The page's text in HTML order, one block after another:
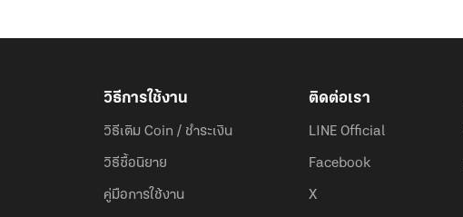
วิธีการใช้งาน
วิธีเติม Coin / ชำระเงิน
วิธีซื้อนิยาย
คู่มือการใช้งาน
ติดต่อเรา
LINE Official
Facebook
X